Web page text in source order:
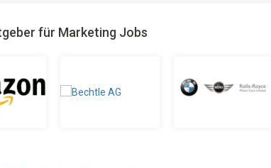
für Marketing Jobs